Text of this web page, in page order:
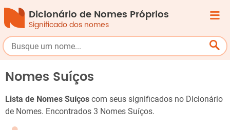
Dicionário de Nomes Próprios
Significado dos nomes
Nomes Suíços
Lista de Nomes Suíços com seus significados no Dicionário
de Nomes. Encontrados 3 Nomes Suíços.